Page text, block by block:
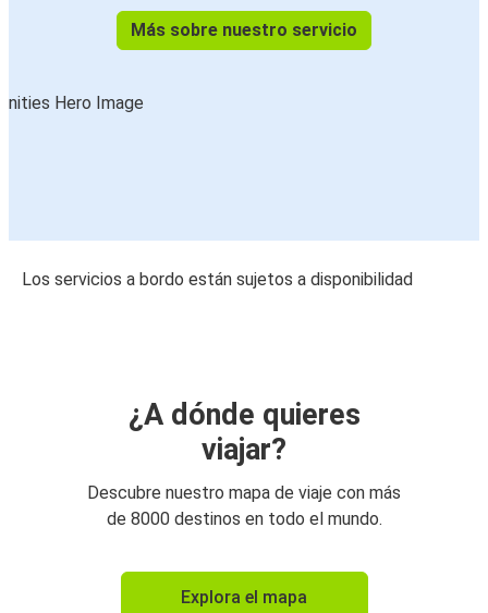
Más sobre nuestro servicio
Los servicios a bordo están sujetos a disponibilidad
¿A dónde quieres
viajar?
Descubre nuestro mapa de viaje con más
de 8000 destinos en todo el mundo.
Explora el mapa